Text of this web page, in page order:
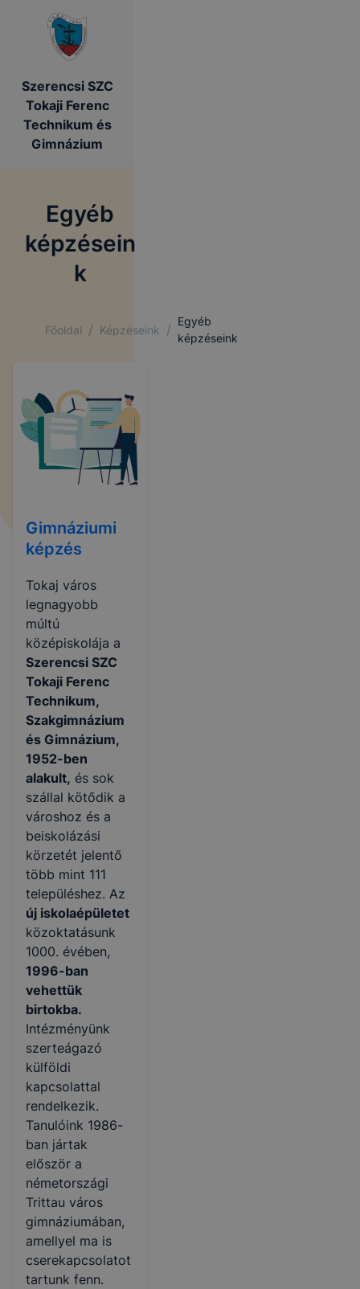
Szerencsi SZC
Tokaji Ferenc
Technikum és
Gimnázium
Egyéb
képzésein
k
Főoldal / Képzéseink /
Egyéb
képzéseink
Gimnáziumi
képzés
Tokaj város
legnagyobb
múltú
középiskolája a
Szerencsi SZC
Tokaji Ferenc
Technikum,
Szakgimnázium
és Gimnázium,
1952-ben
alakult, és sok
szállal kötődik a
városhoz és a
beiskolázási
körzetét jelentő
több mint 111
településhez. Az
új iskolaépületet
közoktatásunk
1000. évében,
1996-ban
vehettük
birtokba.
Intézményünk
szerteágazó
külföldi
kapcsolattal
rendelkezik.
Tanulóink 1986-
ban jártak
először a
németországi
Trittau város
gimnáziumában,
amellyel ma is
cserekapcsolatot
tartunk fenn.